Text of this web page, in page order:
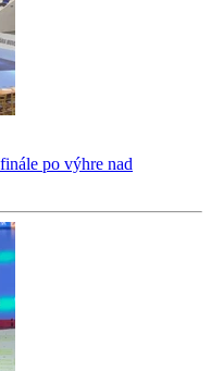
po výhre nad